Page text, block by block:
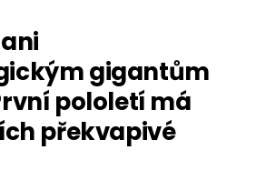
gigantům
pololetí má
překvapivé